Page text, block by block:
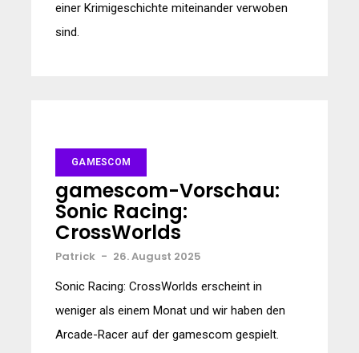
einer Krimigeschichte miteinander verwoben
sind.
GAMESCOM
gamescom-Vorschau:
Sonic Racing:
CrossWorlds
Patrick - 26. August 2025
Sonic Racing: CrossWorlds erscheint in
weniger als einem Monat und wir haben den
Arcade-Racer auf der gamescom gespielt.